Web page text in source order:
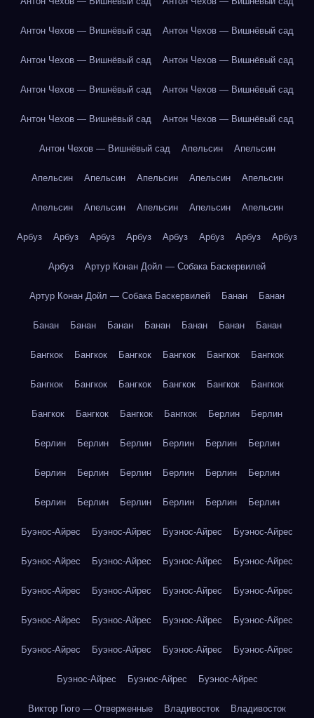
Антон Чехов — Вишнёвый сад Антон Чехов — Вишнёвый сад
Антон Чехов — Вишнёвый сад Антон Чехов — Вишнёвый сад
Антон Чехов — Вишнёвый сад Антон Чехов — Вишнёвый сад
Антон Чехов — Вишнёвый сад Антон Чехов — Вишнёвый сад
Антон Чехов — Вишнёвый сад Апельсин Апельсин
Апельсин Апельсин Апельсин Апельсин Апельсин
Апельсин Апельсин Апельсин Апельсин Апельсин
Арбуз Арбуз Арбуз Арбуз Арбуз Арбуз Арбуз Арбуз
Арбуз Артур Конан Дойл — Собака Баскервилей
Артур Конан Дойл — Собака Баскервилей Банан Банан
Банан Банан Банан Банан Банан Банан Банан
Бангкок Бангкок Бангкок Бангкок Бангкок Бангкок
Бангкок Бангкок Бангкок Бангкок Бангкок Бангкок
Бангкок Бангкок Бангкок Бангкок Берлин Берлин
Берлин Берлин Берлин Берлин Берлин Берлин
Берлин Берлин Берлин Берлин Берлин Берлин
Берлин Берлин Берлин Берлин Берлин Берлин
Буэнос-Айрес Буэнос-Айрес Буэнос-Айрес Буэнос-Айрес
Буэнос-Айрес Буэнос-Айрес Буэнос-Айрес Буэнос-Айрес
Буэнос-Айрес Буэнос-Айрес Буэнос-Айрес Буэнос-Айрес
Буэнос-Айрес Буэнос-Айрес Буэнос-Айрес Буэнос-Айрес
Буэнос-Айрес Буэнос-Айрес Буэнос-Айрес Буэнос-Айрес
Буэнос-Айрес Буэнос-Айрес Буэнос-Айрес
Виктор Гюго — Отверженные Владивосток Владивосток